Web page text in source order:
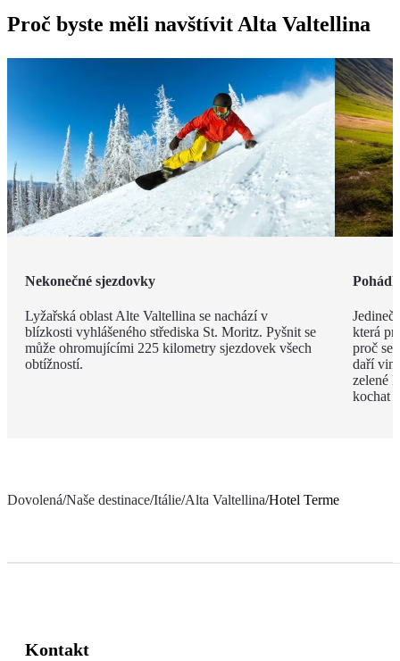
Proč byste měli navštívit Alta Valtellina
Nekonečné sjezdovky
Lyžařská oblast Alte Valtellina se nachází v
blízkosti vyhlášeného střediska St. Moritz. Pyšnit se
může ohromujícími 225 kilometry sjezdovek všech
obtížností.
která
proč se
daří
zelené
kochat
Dovolená/Naše destinace/Itálie/Alta Valtellina/Hotel Terme
Kontakt